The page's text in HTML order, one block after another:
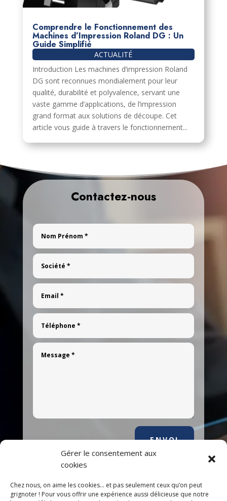
Gérer le consentement aux
cookies
Chez nous, on aime les cookies... et pas seulement ceux qu’on peut
grignoter ! Pour vous offrir une expérience aussi délicieuse que notre
Comprendre le Fonctionnement des
Machines d’Impression Roland DG : Un
Guide Simplifié
ACTUALITÉ
Introduction Les machines d’impression Roland
DG sont reconnues mondialement pour leur
qualité, durabilité et polyvalence, servant une
vaste gamme d’applications, de l’impression
grand format aux solutions de découpe. Cet
article vous guide à travers le fonctionnement...
Contactez-nous
ENVOI
Suivez-nous